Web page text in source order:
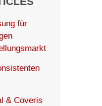
für
& Coveris